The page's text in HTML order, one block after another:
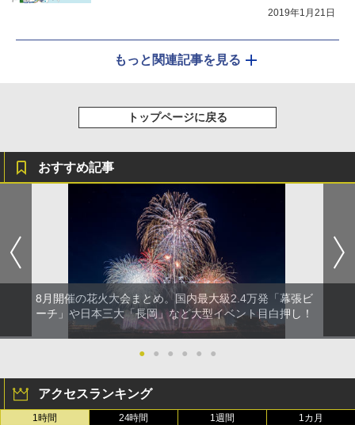
2019年1月21日
もっと関連記事を見る
トップページに戻る
おすすめ記事
8月開催の花火大会まとめ。国内最大級2.4万発「幕張ビ
ーチ」や日本三大「長岡」など大型イベント目白押し！
● ● ● ● ● ●
アクセスランキング
1時間 24時間 1週間 1カ月